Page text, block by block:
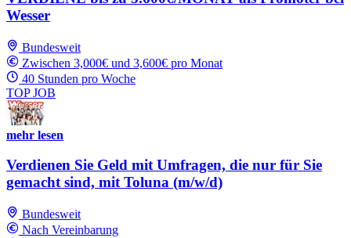
Wesser
Bundesweit
Zwischen 3,000€ und 3,600€ pro Monat
40 Stunden pro Woche
TOP JOB
mehr lesen
Verdienen Sie Geld mit Umfragen, die nur für Sie
gemacht sind, mit Toluna (m/w/d)
Bundesweit
Nach Vereinbarung